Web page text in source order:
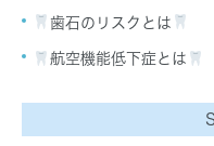
歯石のリスクとは
航空機能低下症とは